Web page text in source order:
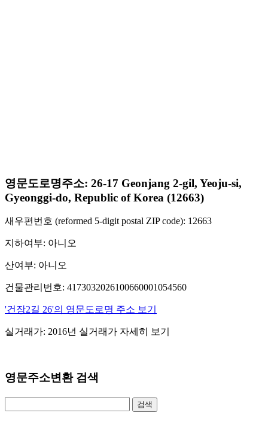
영문도로명주소: 26-17 Geonjang 2-gil, Yeoju-si,
Gyeonggi-do, Republic of Korea (12663)
새우편번호 (reformed 5-digit postal ZIP code): 12663
지하여부: 아니오
산여부: 아니오
건물관리번호: 4173032026100660001054560
'건장2길 26'의 영문도로명 주소 보기
실거래가: 2016년 실거래가 자세히 보기
영문주소변환 검색